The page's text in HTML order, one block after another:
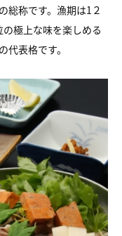
称です。漁期は1２
極上な味を楽しめる
代表格です。